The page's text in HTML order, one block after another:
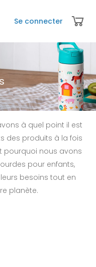
Se connecter
à quel point il est
des produits à la fois
pourquoi nous avons
pour enfants,
besoins tout en
planète.